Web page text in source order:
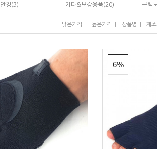
경(3) 기타&보강용품(20) 근력
낮은가격 높은가격 상품명 제
6%